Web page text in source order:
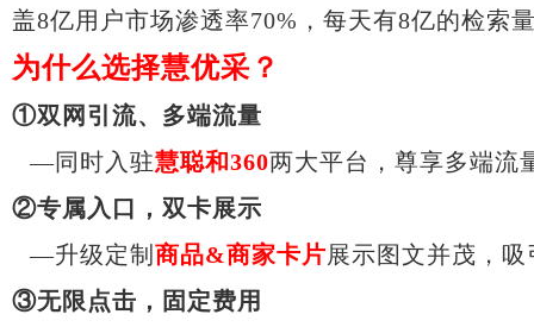
盖8亿用户市场渗透率70%，每天有8亿的检索
为什么选择慧优采？
①双网引流、多端流量
—同时入驻慧聪和360两大平台，尊享多端流
②专属入口，双卡展示
—升级定制 商品&商家卡片展示图文并茂，
③无限点击，固定费用